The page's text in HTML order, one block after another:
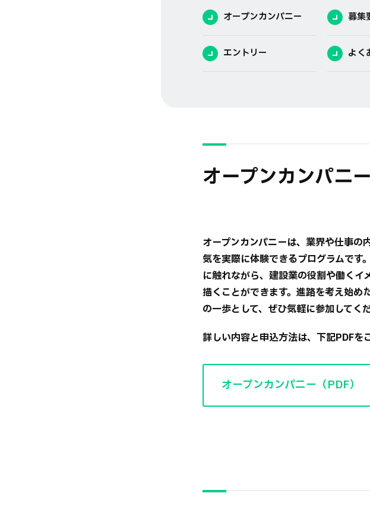
オープンカンパニー 募集
エントリー よく
オープンカンパニ
オープンカンパニーは、業界や仕事の
気を実際に体験できるプログラムです
に触れながら、建設業の役割や働くイ
描くことができます。進路を考え始め
の一歩として、ぜひ気軽に参加してく
詳しい内容と申込方法は、下記PDFを
オープンカンパニー（PDF）